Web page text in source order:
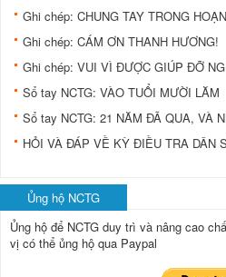
Ghi chép: CHUNG TAY TRONG
Ghi chép: CÁM ƠN THANH HƯƠNG!
Ghi chép: VUI VÌ ĐƯỢC GIÚP ĐỠ
Sổ tay NCTG: VÀO TUỔI MƯỜI LĂM
Sổ tay NCTG: 21 NĂM ĐÃ QUA, VÀ
HỎI VÀ ĐÁP VỀ KỲ ĐIỀU TRA DÂN
Ủng hộ NCTG
Ủng hộ để NCTG duy trì và nâng cao
vị có thể ủng hộ qua Paypal